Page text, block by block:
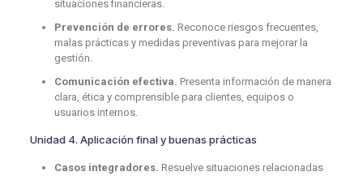
situaciones financieras.
Prevención de errores. Reconoce riesgos frecuentes,
malas prácticas y medidas preventivas para mejorar la
gestión.
Comunicación efectiva. Presenta información de manera
clara, ética y comprensible para clientes, equipos o
usuarios internos.
Unidad 4. Aplicación final y buenas prácticas
Casos integradores. Resuelve situaciones relacionadas